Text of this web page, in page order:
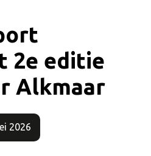
2e editie
Alkmaar
2026